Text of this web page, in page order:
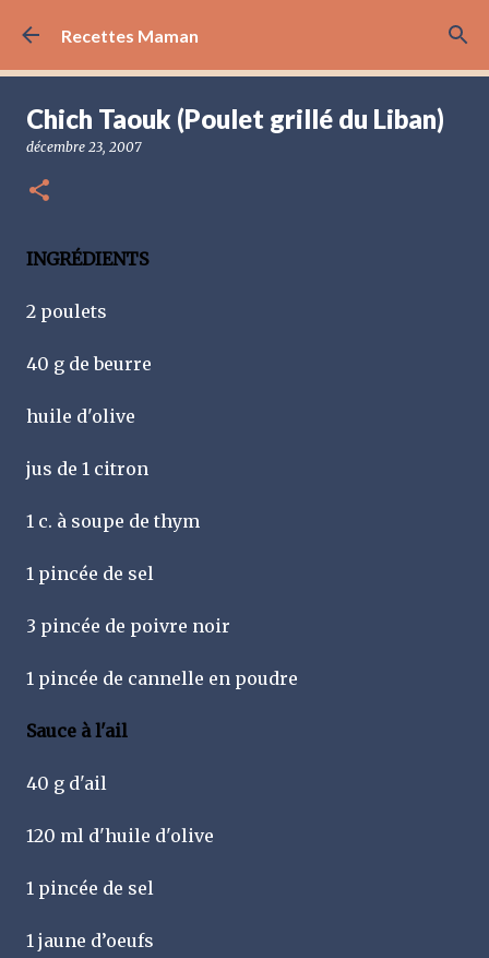
Accéder au contenu principal
Recettes Maman
Chich Taouk (Poulet grillé du Liban)
décembre 23, 2007
INGRÉDIENTS
2 poulets
40 g de beurre
huile d'olive
jus de 1 citron
1 c. à soupe de thym
1 pincée de sel
3 pincée de poivre noir
1 pincée de cannelle en poudre
Sauce à l'ail
40 g d'ail
120 ml d'huile d'olive
1 pincée de sel
1 jaune d’oeufs